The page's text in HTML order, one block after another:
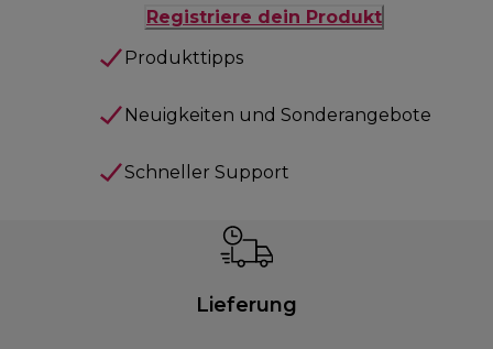
Registriere dein Produkt
Produkttipps
Neuigkeiten und Sonderangebote
Schneller Support
Lieferung